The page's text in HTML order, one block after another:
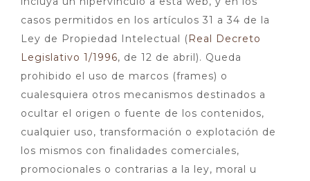
casos permitidos en los artículos 31 a 34 de la
Ley de Propiedad Intelectual (Real Decreto
Legislativo 1/1996, de 12 de abril). Queda
prohibido el uso de marcos (frames) o
cualesquiera otros mecanismos destinados a
ocultar el origen o fuente de los contenidos,
cualquier uso, transformación o explotación de
los mismos con finalidades comerciales,
promocionales o contrarias a la ley, moral u